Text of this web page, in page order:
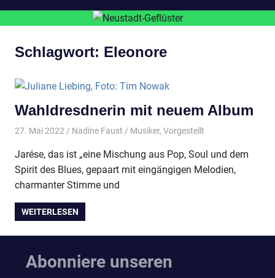
Schlagwort: Eleonore
Wahldresdnerin mit neuem Album
27. Mai 2022 Nadine Faust Musiker, Vorgestellt
Jarése, das ist „eine Mischung aus Pop, Soul und dem
Spirit des Blues, gepaart mit eingängigen Melodien,
charmanter Stimme und
WEITERLESEN
Abonniere unseren